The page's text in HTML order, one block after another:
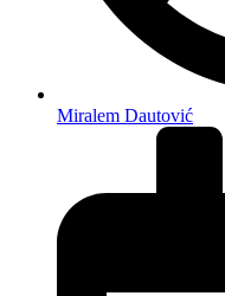
Miralem Dautović